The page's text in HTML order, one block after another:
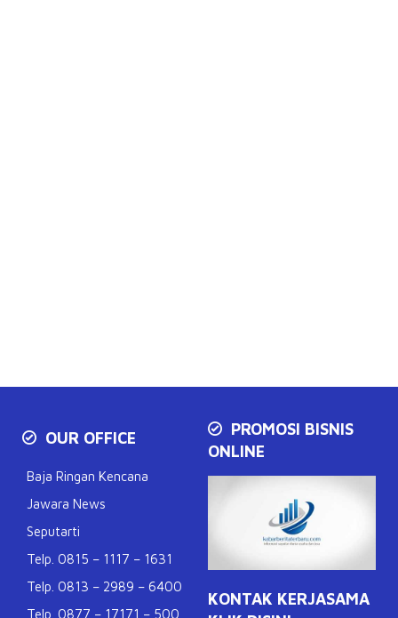
OUR OFFICE
Baja Ringan Kencana
Jawara News
Seputarti
Telp. 0815 – 1117 – 1631
Telp. 0813 – 2989 – 6400
Telp. 0877 – 17171 – 500
PROMOSI BISNIS
ONLINE
KONTAK KERJASAMA